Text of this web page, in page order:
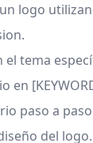
logo
el tema
en
paso a
del logo.